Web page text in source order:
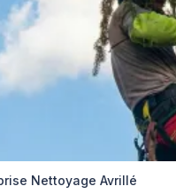
Nettoyage Avrillé